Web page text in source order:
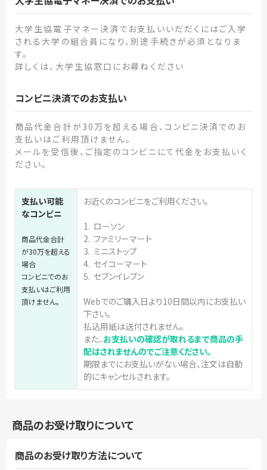
大学生協電子マネー決済でお支払いいだだくにはご入学
される大学の組合員になり、別途手続きが必須となりま
す。
詳しくは、大学生協窓口にお尋ねください
コンビニ決済でのお支払い
商品代金合計が30万を超える場合、コンビニ決済でのお
支払いはご利用頂けません。
メールを受信後、ご指定のコンビニにて代金をお支払いく
ださい。
支払い可能
なコンビニ
商品代金合計
が30万を超える
場合
コンビニでのお
支払いはご利用
頂けません。
お近くのコンビニをご利用ください。
1. ローソン
2. ファミリーマート
3. ミニストップ
4. セイコーマート
5. セブンイレブン
Webでのご購入日より10日間以内にお支払い
下さい。
払込用紙は送付されません。
また、お支払いの確認が取れるまで商品の手
配はされませんのでご注意ください。
期限までにお支払いがない場合、注文は自動
的にキャンセルされます。
商品のお受け取りについて
商品のお受け取り方法について